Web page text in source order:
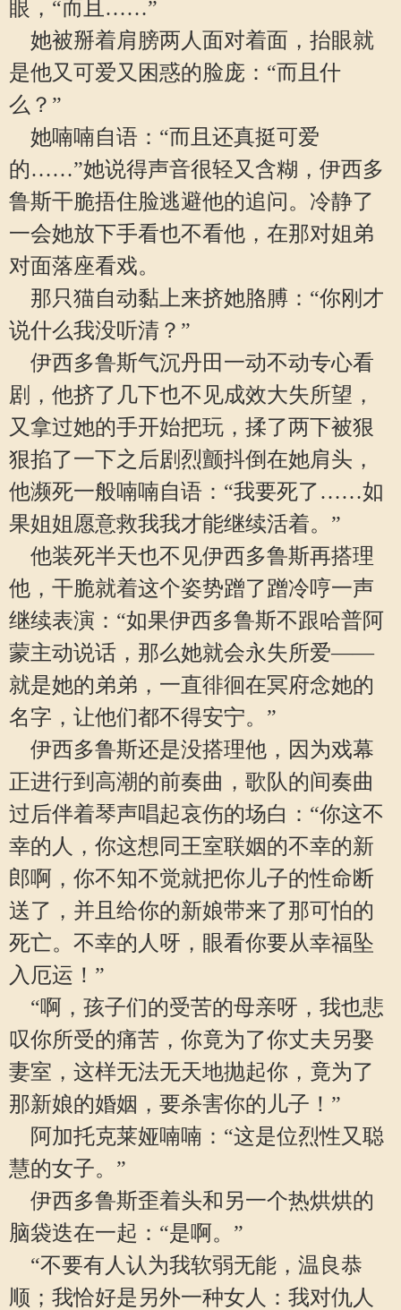
眼，“而且……”
她被掰着肩膀两人面对着面，抬眼就
是他又可爱又困惑的脸庞：“而且什
么？”
她喃喃自语：“而且还真挺可爱
的……”她说得声音很轻又含糊，伊西多
鲁斯干脆捂住脸逃避他的追问。冷静了
一会她放下手看也不看他，在那对姐弟
对面落座看戏。
那只猫自动黏上来挤她胳膊：“你刚才
说什么我没听清？”
伊西多鲁斯气沉丹田一动不动专心看
剧，他挤了几下也不见成效大失所望，
又拿过她的手开始把玩，揉了两下被狠
狠掐了一下之后剧烈颤抖倒在她肩头，
他濒死一般喃喃自语：“我要死了……如
果姐姐愿意救我我才能继续活着。”
他装死半天也不见伊西多鲁斯再搭理
他，干脆就着这个姿势蹭了蹭冷哼一声
继续表演：“如果伊西多鲁斯不跟哈普阿
蒙主动说话，那么她就会永失所爱——
就是她的弟弟，一直徘徊在冥府念她的
名字，让他们都不得安宁。”
伊西多鲁斯还是没搭理他，因为戏幕
正进行到高潮的前奏曲，歌队的间奏曲
过后伴着琴声唱起哀伤的场白：“你这不
幸的人，你这想同王室联姻的不幸的新
郎啊，你不知不觉就把你儿子的性命断
送了，并且给你的新娘带来了那可怕的
死亡。不幸的人呀，眼看你要从幸福坠
入厄运！”
“啊，孩子们的受苦的母亲呀，我也悲
叹你所受的痛苦，你竟为了你丈夫另娶
妻室，这样无法无天地抛起你，竟为了
那新娘的婚姻，要杀害你的儿子！”
阿加托克莱娅喃喃：“这是位烈性又聪
慧的女子。”
伊西多鲁斯歪着头和另一个热烘烘的
脑袋迭在一起：“是啊。”
“不要有人认为我软弱无能，温良恭
顺；我恰好是另外一种女人：我对仇人